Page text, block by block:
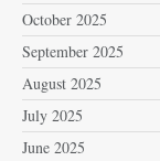
October 2025
September 2025
August 2025
July 2025
June 2025